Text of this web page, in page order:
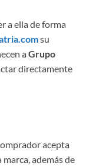
a ella de forma
su
aGrupo
directamente
acepta
marca, además de